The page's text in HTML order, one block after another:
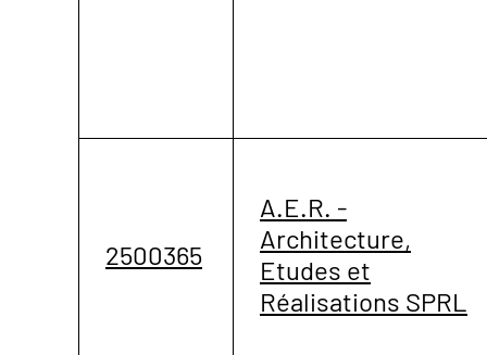
2500365
A.E.R. -
Architecture,
Etudes et
Réalisations SPRL